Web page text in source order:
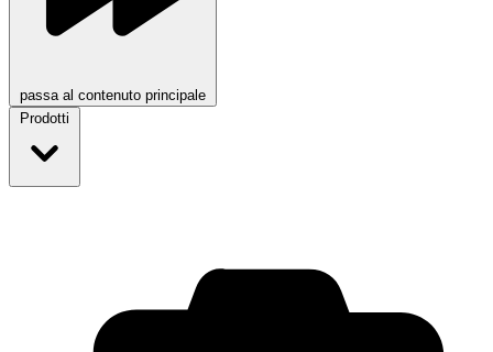
passa al contenuto principale
Prodotti